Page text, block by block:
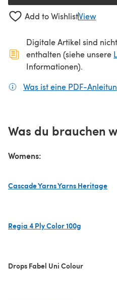
Add to WishlistView
Digitale Artikel sind
enthalten (siehe unsere
Informationen).
Was ist eine PDF-
Was du brauchen
Womens:
Cascade Yarns Yarns Heritage
Regia 4 Ply Color 100g
Drops Fabel Uni Colour